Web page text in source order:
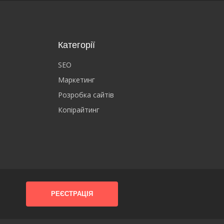
Категорії
SEO
Маркетинг
Розробка сайтів
Копірайтинг
РЕЄСТРАЦІЯ